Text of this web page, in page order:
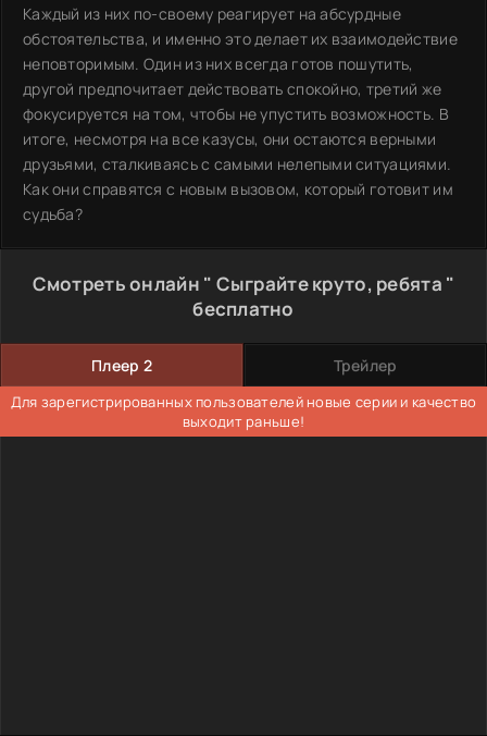
Каждый из них по-своему реагирует на абсурдные
обстоятельства, и именно это делает их взаимодействие
неповторимым. Один из них всегда готов пошутить,
другой предпочитает действовать спокойно, третий же
фокусируется на том, чтобы не упустить возможность. В
итоге, несмотря на все казусы, они остаются верными
друзьями, сталкиваясь с самыми нелепыми ситуациями.
Как они справятся с новым вызовом, который готовит им
судьба?
Смотреть онлайн " Сыграйте круто, ребята "
бесплатно
Плеер 2 Трейлер
Для зарегистрированных пользователей новые серии и качество
выходит раньше!